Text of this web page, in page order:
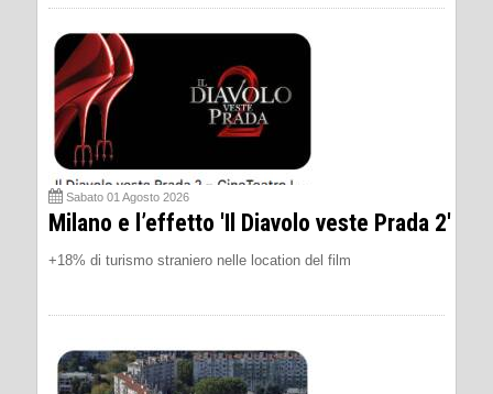
Sabato 01 Agosto 2026
Milano e l’effetto 'Il Diavolo veste Prada 2'
+18% di turismo straniero nelle location del film